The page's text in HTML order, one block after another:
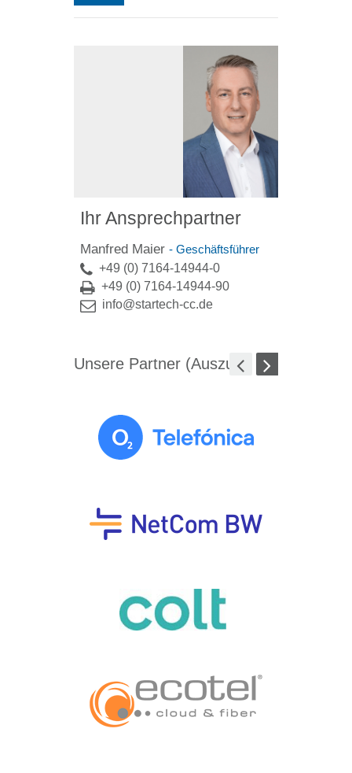
Ihr Ansprechpartner
Manfred Maier - Geschäftsführer
+49 (0) 7164-14944-0
+49 (0) 7164-14944-90
info@startech-cc.de
Unsere Partner (Auszug)